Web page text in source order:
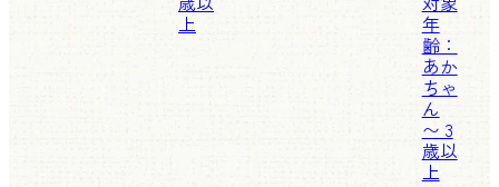
上 年
齢：
あか
ちゃ
ん
〜 3
歳以
上